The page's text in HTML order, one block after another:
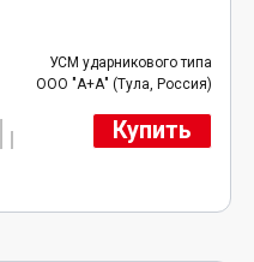
УСМ ударникового типа
ООО "А+А" (Тула, Россия)
Купить